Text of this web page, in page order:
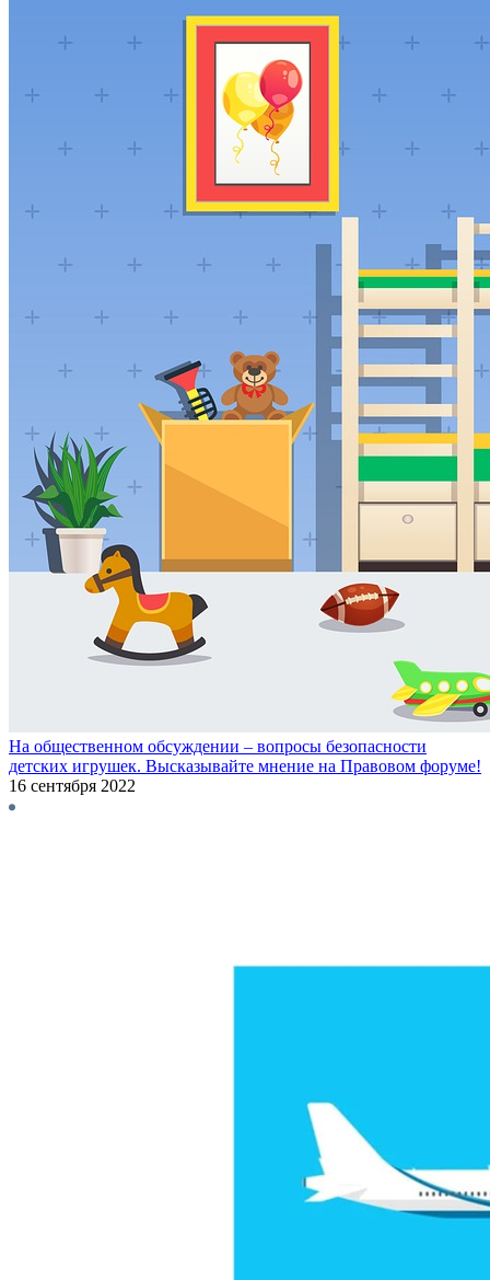
На общественном обсуждении – вопросы безопасности
детских игрушек. Высказывайте мнение на Правовом форуме!
16 сентября 2022